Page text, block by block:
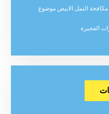
مكافحة النمل الابيض موضوع
الفجيرة